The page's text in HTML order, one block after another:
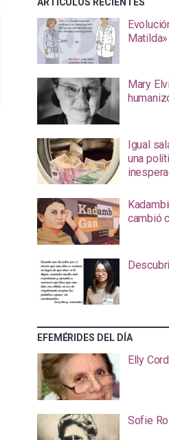
Matilda»
Mary
Igual
una
cambió
EFEMÉRIDES DEL DÍA
Elly
Sofie